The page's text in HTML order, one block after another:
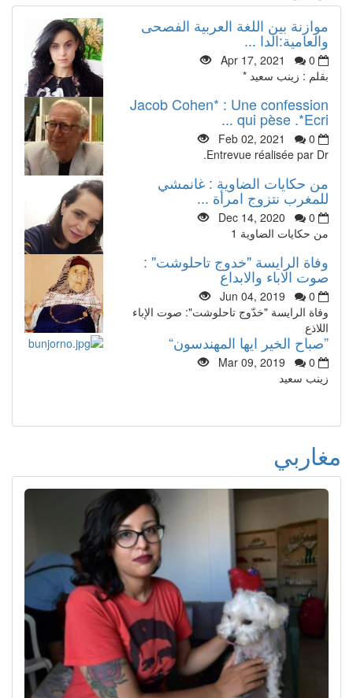
موازنة بين اللغة العربية الفصحى
والعامية:الدا ...
Apr 17, 2021
0
بقلم : زينب سعيد *
Jacob Cohen* : Une confession
qui pèse .*Ecri ...
Feb 02, 2021
0
Entrevue réalisée par Dr.
من حكايات الضاوية : غانمشي
للمغرب نتزوج امرأة ...
Dec 14, 2020
0
من حكايات الضاوية 1
وفاة الرايسة "خدوج تاحلوشت" :
صوت الاباء والابداع
Jun 04, 2019
0
وفاة الرايسة "خدّوج تاحلوشت": صوت الإباء
اللاذع
”صباح الخير ايها المهندسون“
Mar 09, 2019
0
زينب سعيد
مغاربي